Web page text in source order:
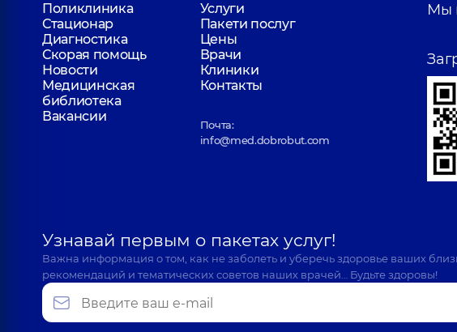
Поликлиника
Услуги
Стационар
Пакети послуг
Диагностика
Цены
Скорая помощь
Врачи
Новости
Клиники
Медицинская
библиотека
Контакты
Вакансии
Почта:
info@med.dobrobut.com
Мы
Узнавай первым о пакетах услуг!
Важна информация о том, как не заболеть и уберечь здоровье ваших
рекомендаций и тематических советов наших врачей… Будьте здоровы!